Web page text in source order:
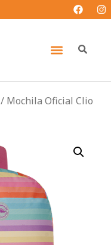
/ Mochila Oficial Clio